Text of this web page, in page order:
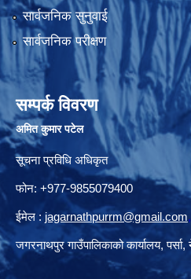
सार्वजनिक सुनुवाई
सार्वजनिक परीक्षण
सम्पर्क विवरण
अमित कुमार पटेल
सूचना प्रविधि अधिकृत
फोन: +977-9855079400
ईमेल : jagarnathpurrm@gmail.com,
जगरनाथपुर गाउँपालिकाको कार्यालय,